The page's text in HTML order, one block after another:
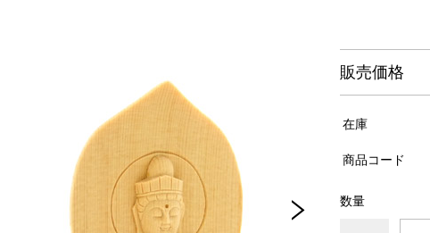
販売価格
在庫
商品コード
数量